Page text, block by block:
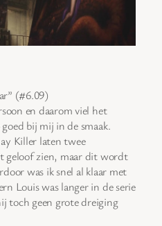
(#6.09)
en daarom viel het
bij mij in de smaak.
Killer laten twee
geloof zien, maar dit wordt
was ik snel al klaar met
Louis was langer in de serie
toch geen grote dreiging